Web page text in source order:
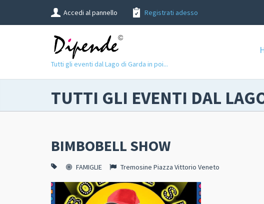
Accedi al pannello Registrati adesso
Tutti gli eventi dal Lago di Garda in poi...
TUTTI GLI EVENTI DAL
BIMBOBELL SHOW
FAMIGLIE Tremosine Piazza Vittorio Veneto